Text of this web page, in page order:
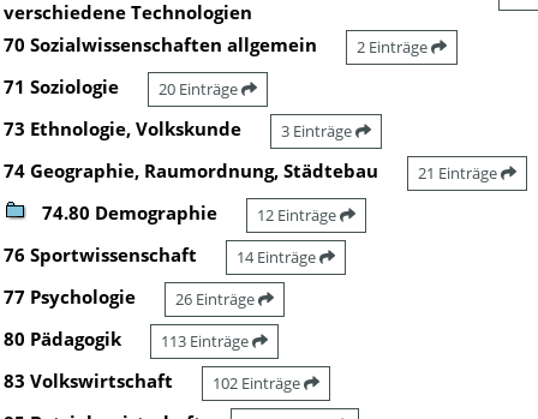
verschiedene Technologien
70 Sozialwissenschaften allgemein 2 Einträge
71 Soziologie 20 Einträge
73 Ethnologie, Volkskunde 3 Einträge
74 Geographie, Raumordnung, Städtebau 21 Einträge
74.80 Demographie 12 Einträge
76 Sportwissenschaft 14 Einträge
77 Psychologie 26 Einträge
80 Pädagogik 113 Einträge
83 Volkswirtschaft 102 Einträge